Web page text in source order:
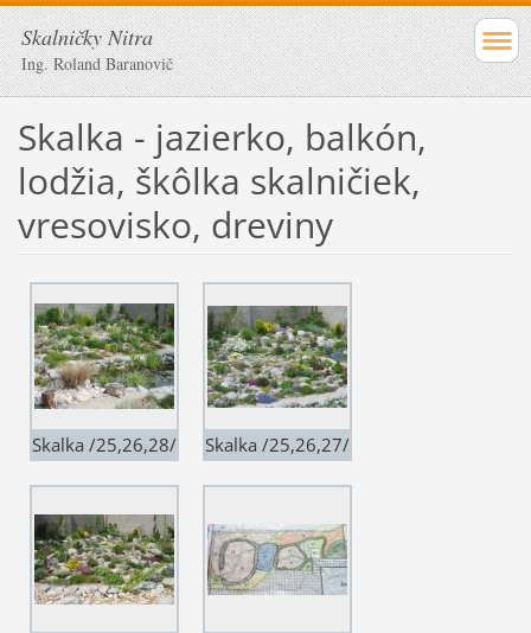
Skalničky Nitra
Ing. Roland Baranovič
Skalka - jazierko, balkón,
lodžia, škôlka skalničiek,
vresovisko, dreviny
Skalka /25,26,28/ Skalka /25,26,27/